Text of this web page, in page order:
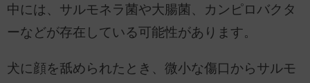
中には、サルモネラ菌や大腸菌、カンピロバクタ
ーなどが存在している可能性があります。
犬に顔を舐められたとき、微小な傷口からサルモ